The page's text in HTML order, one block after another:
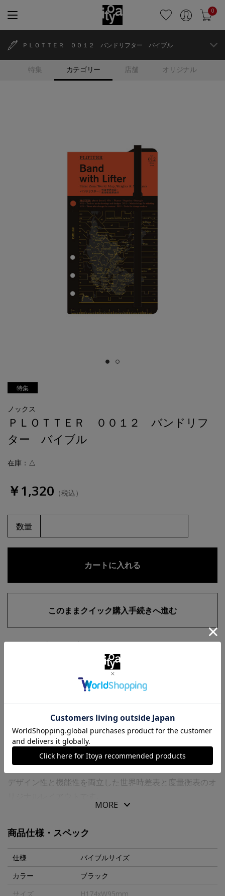
0
特集 カテゴリー 店舗 オリジナル
ＰＬＯＴＴＥＲ ００１２ バンドリフター バイブル
特集
ノックス
ＰＬＯＴＴＥＲ ００１２ バンドリフ
ター バイブル
在庫：△
￥1,320 （税込）
数量
お気に入りに追加
返品・交換について
商品の特徴
予期せぬバインダーの開きに対し、表紙をバンドでホール
ドすることでリフィルを守るリフターです。
デザイン性と機能性を両立した世界時差表と度量衡表のオ
使うことで、創造力がさらに広がるシンプルで機能的なツ
ールです。
【商品仕様】
MORE
商品仕様・スペック
仕様
バイブルサイズ
カラー
ブラック
サイズ
H174xW95mm